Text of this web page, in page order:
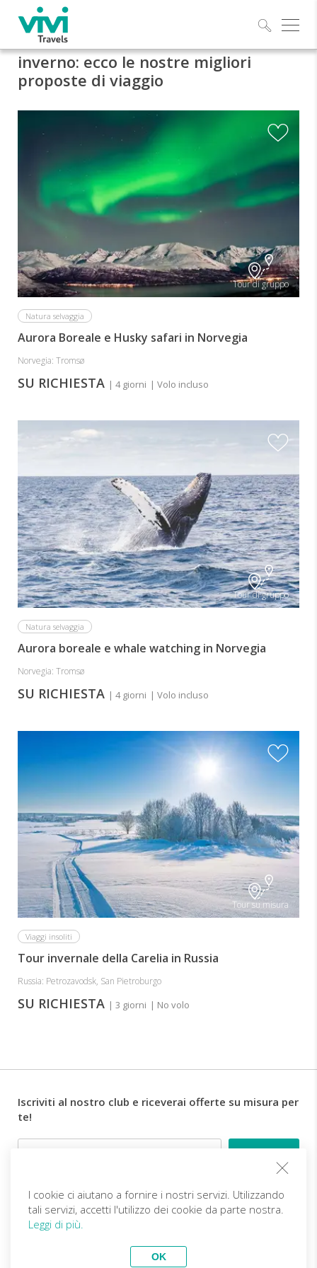
inverno: ecco le nostre migliori
proposte di viaggio
Tour di gruppo
Natura selvaggia
Aurora Boreale e Husky safari in Norvegia
Norvegia: Tromsø
SU RICHIESTA | 4 giorni | Volo incluso
Tour di gruppo
Natura selvaggia
Aurora boreale e whale watching in Norvegia
Norvegia: Tromsø
SU RICHIESTA | 4 giorni | Volo incluso
Tour su misura
Viaggi insoliti
Tour invernale della Carelia in Russia
Russia: Petrozavodsk, San Pietroburgo
SU RICHIESTA | 3 giorni | No volo
Iscriviti al nostro club e riceverai offerte su misura per
te!
Email
Follow us
Diventa partner
I cookie ci aiutano a fornire i nostri servizi. Utilizzando
tali servizi, accetti l'utilizzo dei cookie da parte nostra.
Leggi di più.
OK